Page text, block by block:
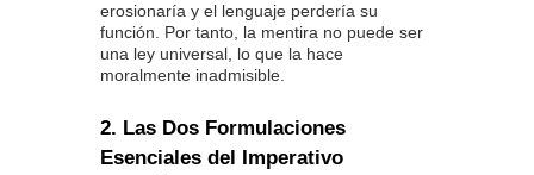
erosionaría y el lenguaje perdería su
función. Por tanto, la mentira no puede ser
una ley universal, lo que la hace
moralmente inadmisible.
2. Las Dos Formulaciones
Esenciales del Imperativo